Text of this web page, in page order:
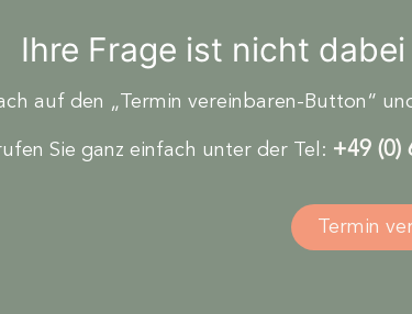
Ihre Frage ist nicht
auf den „Termin vereinbaren-Button“
Sie ganz einfach unter der Tel: +49 (0)
Termin